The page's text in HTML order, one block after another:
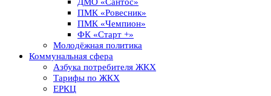
ДМО «Сантос»
ПМК «Ровесник»
ПМК «Чемпион»
ФК «Старт +»
Молодёжная политика
Коммунальная сфера
Азбука потребителя ЖКХ
Тарифы по ЖКХ
ЕРКЦ